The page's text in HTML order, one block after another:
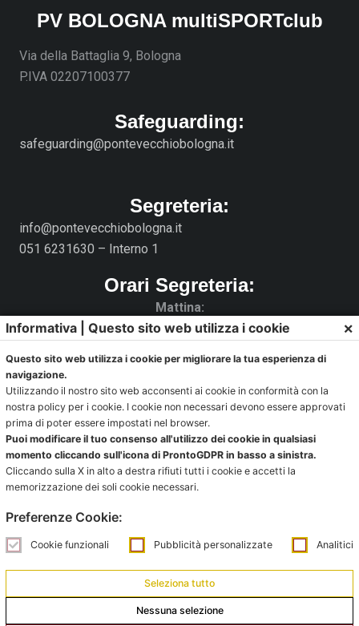
PV BOLOGNA multiSPORTclub
Via della Battaglia 9, Bologna
P.IVA 02207100377
Safeguarding:
safeguarding@pontevecchiobologna.it
Segreteria:
info@pontevecchiobologna.it
051 6231630 – Interno 1
Orari Segreteria:
Mattina:
lunedì e giovedì dalle 10:00 alle 12:00
Pomeriggio:
da lunedì a giovedì dalle 15:30 alle 18:00
Venerdì chiuso
La Segreteria si trova al C.s. Pertini con accesso da via
Gubellini n.7 al primo piano.
Ufficio impianti:
051 6231630 – Interno 2
Orari Ufficio Impianti:
Informativa | Questo sito web utilizza i cookie ×
Questo sito web utilizza i cookie per migliorare la tua esperienza di
navigazione.
Utilizzando il nostro sito web acconsenti ai cookie in conformità con la
nostra policy per i cookie. I cookie non necessari devono essere approvati
prima di poter essere impostati nel browser.
Puoi modificare il tuo consenso all'utilizzo dei cookie in qualsiasi
momento cliccando sull'icona di ProntoGDPR in basso a sinistra.
Cliccando sulla X in alto a destra rifiuti tutti i cookie e accetti la
memorizzazione dei soli cookie necessari.
Preferenze Cookie:
Cookie funzionali Pubblicità personalizzate Analitici
Seleziona tutto
Nessuna selezione